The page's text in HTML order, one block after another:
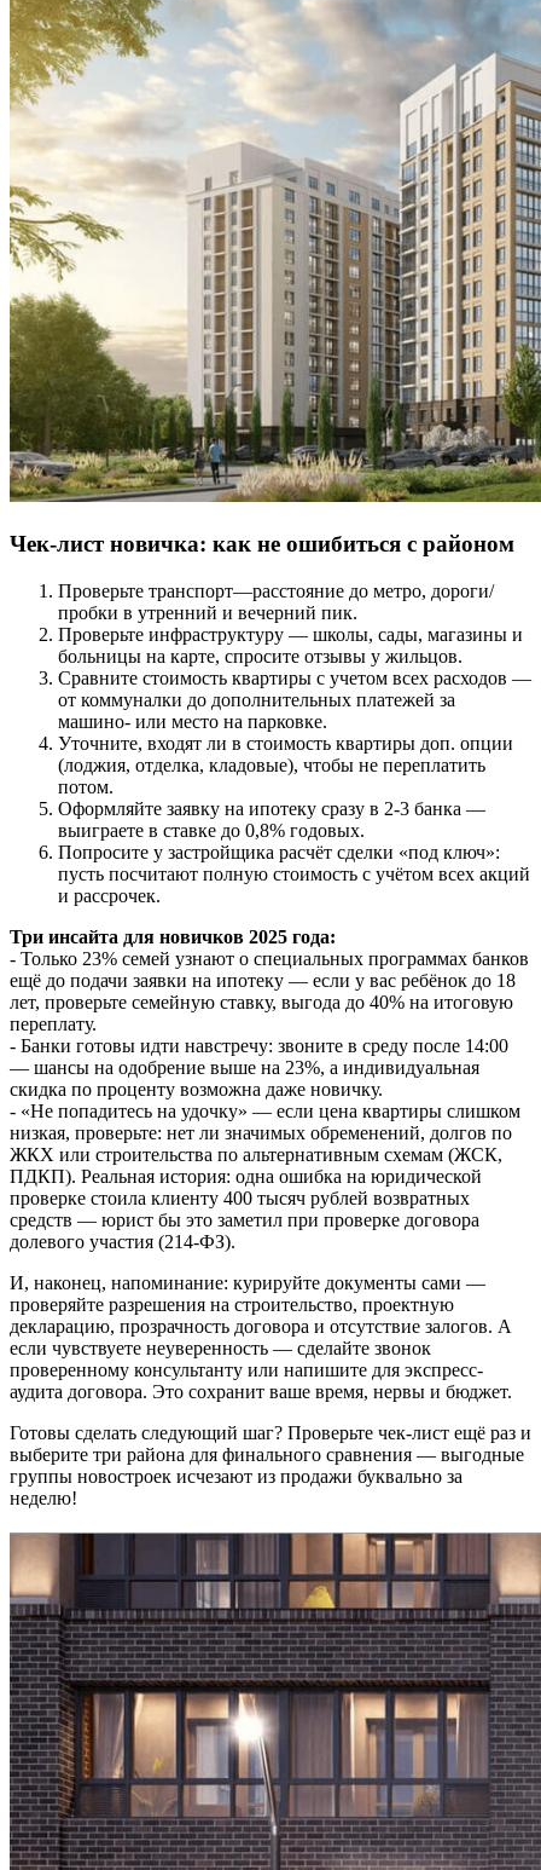
Чек-лист новичка: как не ошибиться с районом
Проверьте транспорт—расстояние до метро, дороги/
пробки в утренний и вечерний пик.
Проверьте инфраструктуру — школы, сады, магазины и
больницы на карте, спросите отзывы у жильцов.
Сравните стоимость квартиры с учетом всех расходов —
от коммуналки до дополнительных платежей за
машино- или место на парковке.
Уточните, входят ли в стоимость квартиры доп. опции
(лоджия, отделка, кладовые), чтобы не переплатить
потом.
Оформляйте заявку на ипотеку сразу в 2-3 банка —
выиграете в ставке до 0,8% годовых.
Попросите у застройщика расчёт сделки «под ключ»:
пусть посчитают полную стоимость с учётом всех акций
и рассрочек.
Три инсайта для новичков 2025 года:
- Только 23% семей узнают о специальных программах банков
ещё до подачи заявки на ипотеку — если у вас ребёнок до 18
лет, проверьте семейную ставку, выгода до 40% на итоговую
переплату.
- Банки готовы идти навстречу: звоните в среду после 14:00
— шансы на одобрение выше на 23%, а индивидуальная
скидка по проценту возможна даже новичку.
- «Не попадитесь на удочку» — если цена квартиры слишком
низкая, проверьте: нет ли значимых обременений, долгов по
ЖКХ или строительства по альтернативным схемам (ЖСК,
ПДКП). Реальная история: одна ошибка на юридической
проверке стоила клиенту 400 тысяч рублей возвратных
средств — юрист бы это заметил при проверке договора
долевого участия (214-ФЗ).
И, наконец, напоминание: курируйте документы сами —
проверяйте разрешения на строительство, проектную
декларацию, прозрачность договора и отсутствие залогов. А
если чувствуете неуверенность — сделайте звонок
проверенному консультанту или напишите для экспресс-
аудита договора. Это сохранит ваше время, нервы и бюджет.
Готовы сделать следующий шаг? Проверьте чек-лист ещё раз и
выберите три района для финального сравнения — выгодные
группы новостроек исчезают из продажи буквально за
неделю!